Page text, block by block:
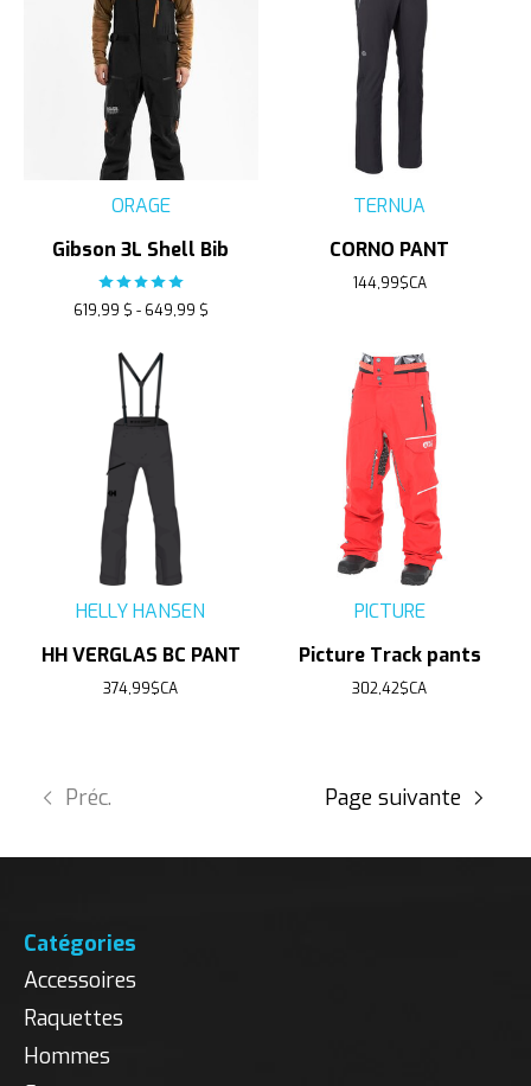
ORAGE
Gibson 3L Shell Bib
The rating of this product is out of 5
619,99 $ - 649,99 $
TERNUA
CORNO PANT
144,99$CA
HELLY HANSEN
HH VERGLAS BC PANT
374,99$CA
PICTURE
Picture Track pants
302,42$CA
Préc. Page suivante
Catégories
Accessoires
Raquettes
Hommes